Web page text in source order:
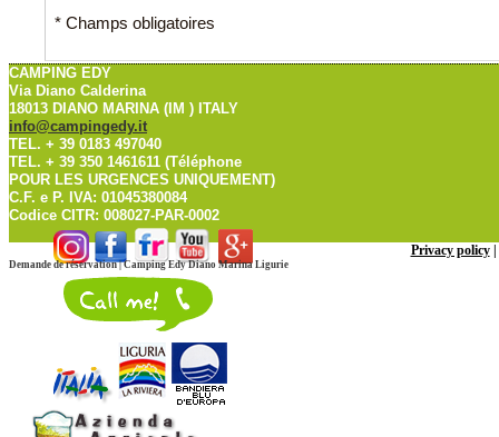
* Champs obligatoires
CAMPING EDY
Via Diano Calderina
18013 DIANO MARINA (IM ) ITALY
info@campingedy.it
TEL. + 39 0183 497040
TEL. + 39 350 1461611 (Téléphone
POUR LES URGENCES UNIQUEMENT)
C.F. e P. IVA: 01045380084
Codice CITR: 008027-PAR-0002
Privacy policy|
Demande de réservation | Camping Edy Diano Marina Ligurie